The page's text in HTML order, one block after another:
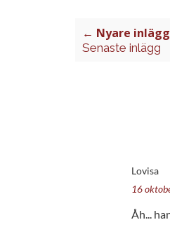
← Nyare inlägg
Senaste inlägg
Lovisa
16
Åh...